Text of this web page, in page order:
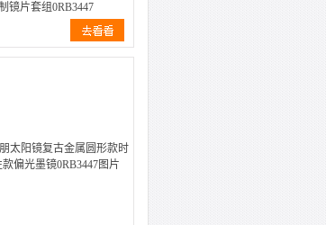
镜片套组0RB3447